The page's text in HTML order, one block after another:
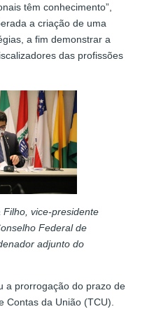
têm conhecimento”,
a criação de uma
a fim demonstrar a
das profissões
Filho, vice-presidente
Federal de
adjunto do
a prorrogação do prazo de
Contas da União (TCU).